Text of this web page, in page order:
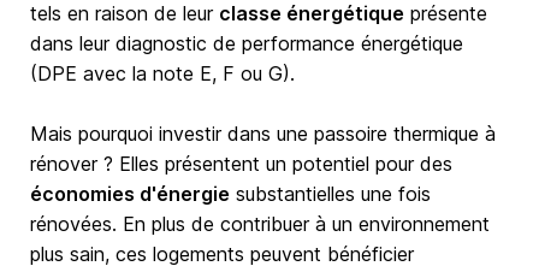
tels en raison de leur classe énergétique présente
dans leur diagnostic de performance énergétique
(DPE avec la note E, F ou G).
Mais pourquoi investir dans une passoire thermique à
rénover ? Elles présentent un potentiel pour des
économies d'énergie substantielles une fois
rénovées. En plus de contribuer à un environnement
plus sain, ces logements peuvent bénéficier